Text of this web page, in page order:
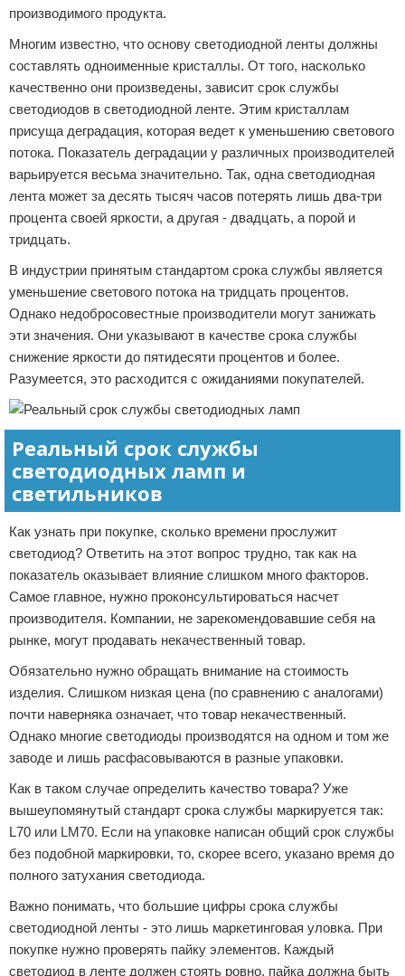
производимого продукта.
Многим известно, что основу светодиодной ленты должны
составлять одноименные кристаллы. От того, насколько
качественно они произведены, зависит срок службы
светодиодов в светодиодной ленте. Этим кристаллам
присуща деградация, которая ведет к уменьшению светового
потока. Показатель деградации у различных производителей
варьируется весьма значительно. Так, одна светодиодная
лента может за десять тысяч часов потерять лишь два-три
процента своей яркости, а другая - двадцать, а порой и
тридцать.
В индустрии принятым стандартом срока службы является
уменьшение светового потока на тридцать процентов.
Однако недобросовестные производители могут занижать
эти значения. Они указывают в качестве срока службы
снижение яркости до пятидесяти процентов и более.
Разумеется, это расходится с ожиданиями покупателей.
Реальный срок службы
светодиодных ламп и
светильников
Как узнать при покупке, сколько времени прослужит
светодиод? Ответить на этот вопрос трудно, так как на
показатель оказывает влияние слишком много факторов.
Самое главное, нужно проконсультироваться насчет
производителя. Компании, не зарекомендовавшие себя на
рынке, могут продавать некачественный товар.
Обязательно нужно обращать внимание на стоимость
изделия. Слишком низкая цена (по сравнению с аналогами)
почти наверняка означает, что товар некачественный.
Однако многие светодиоды производятся на одном и том же
заводе и лишь расфасовываются в разные упаковки.
Как в таком случае определить качество товара? Уже
вышеупомянутый стандарт срока службы маркируется так:
L70 или LM70. Если на упаковке написан общий срок службы
без подобной маркировки, то, скорее всего, указано время до
полного затухания светодиода.
Важно понимать, что большие цифры срока службы
светодиодной ленты - это лишь маркетинговая уловка. При
покупке нужно проверять пайку элементов. Каждый
светодиод в ленте должен стоять ровно, пайка должна быть